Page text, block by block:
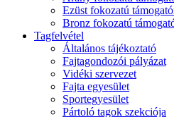
Ezüst fokozatú
Bronz fokozatú
Tagfelvétel
Általános tájékoztató
Fajtagondozói pályázat
Vidéki szervezet
Fajta egyesület
Sportegyesület
Pártoló tagok szekciója